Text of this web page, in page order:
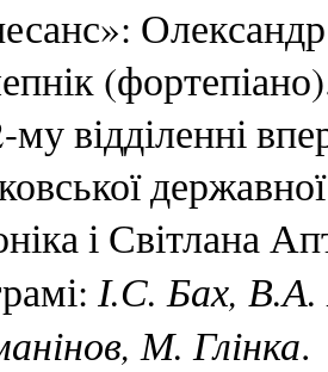
відділенні
і Світлана
І.С. Бах,
М. Глінка.